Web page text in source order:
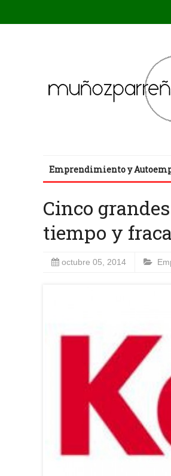
Emprendimiento y
Cinco
tiempo y
octubre 05, 2014